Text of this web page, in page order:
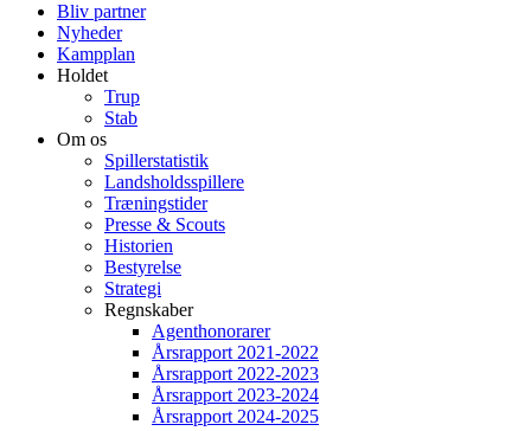
Bliv partner
Nyheder
Kampplan
Holdet
Trup
Stab
Om os
Spillerstatistik
Landsholdsspillere
Træningstider
Presse & Scouts
Historien
Bestyrelse
Strategi
Regnskaber
Agenthonorarer
Årsrapport 2021-2022
Årsrapport 2022-2023
Årsrapport 2023-2024
Årsrapport 2024-2025